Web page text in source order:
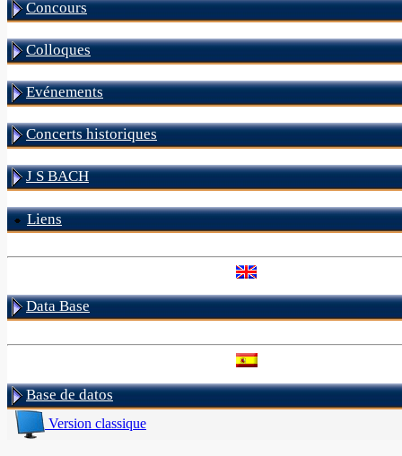
Concours
Colloques
Evénements
Concerts historiques
J S BACH
Liens
Data Base
Base de datos
Version classique